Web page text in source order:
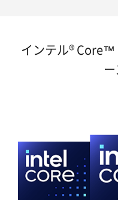
インテル® Core™